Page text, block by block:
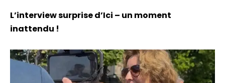
L’interview surprise d’Ici – un moment
inattendu !